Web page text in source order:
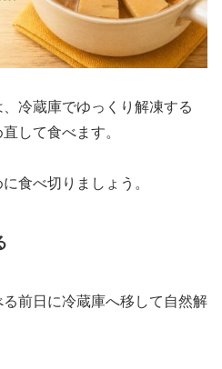
冷蔵庫でゆっくり解凍する
して食べます。
食べ切りましょう。
前日に冷蔵庫へ移して自然解